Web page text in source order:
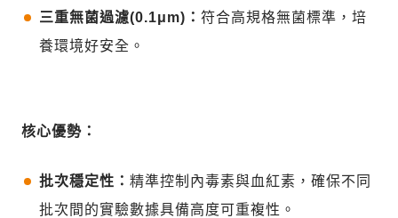
三重無菌過濾(0.1μm)： 符合高規格無菌標準，培
養環境好安全。
核心優勢：
批次穩定性： 精準控制內毒素與血紅素，確保不同
批次間的實驗數據具備高度可重複性。